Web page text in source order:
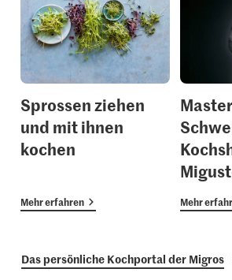
Sprossen ziehen
und mit ihnen
kochen
Mehr erfahren Mehr
Das persönliche Kochportal der Migros